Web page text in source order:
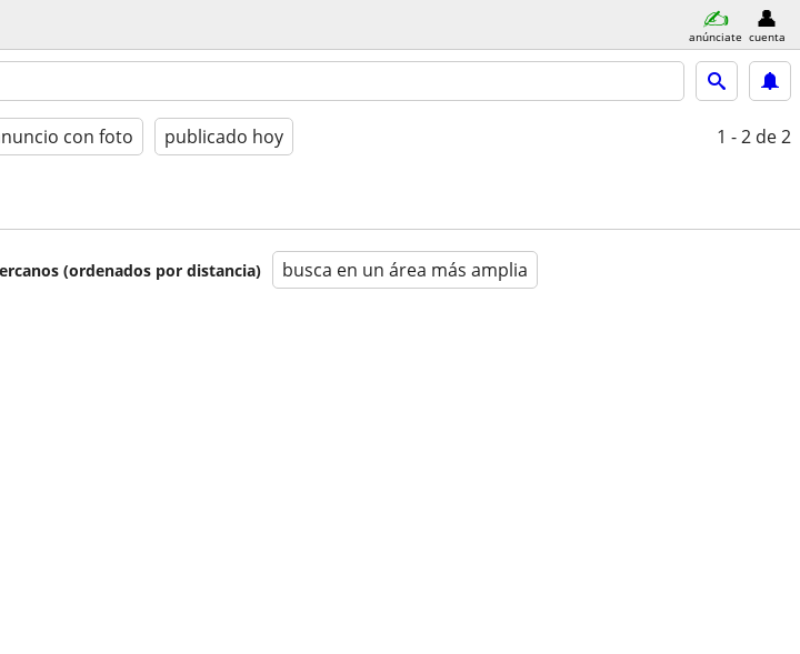
anúnciate cuenta
con foto publicado hoy 1 - 2 de 2
(ordenados por distancia) busca en un área más amplia